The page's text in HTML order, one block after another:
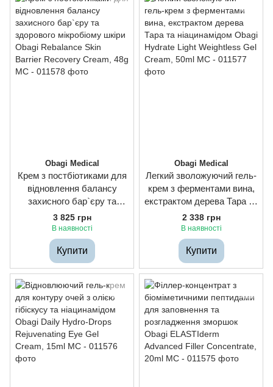
Obagi Medical
Крем з постбіотиками для
відновлення балансу
захисного бар`єру та
здорового мікробіому
шкіри Obagi Rebalance
Skin Barrier Recovery
Cream, 48g
3 825 грн
В наявності
Купити
Obagi Medical
Легкий зволожуючий гель-
крем з ферментами вина,
екстрактом дерева Тара та
ніацинамідом Obagi
Hydrate Light Weightless
Gel Cream, 50ml
2 338 грн
В наявності
Купити